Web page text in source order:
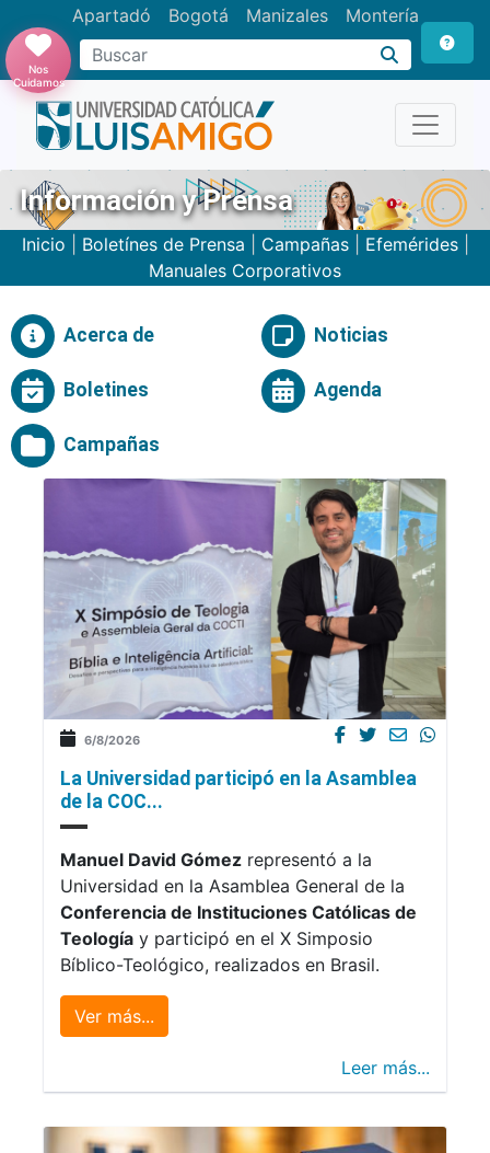
Apartadó Bogotá Manizales Montería
Buscar
Nos
Cuidamos
Información y Prensa
Inicio Boletínes de Prensa Campañas Efemérides
Manuales Corporativos
Acerca de Noticias
Boletines Agenda
Campañas
6/8/2026
La Universidad participó en la Asamblea
de la COC...
Manuel David Gómez representó a la
Universidad en la Asamblea General de la
Conferencia de Instituciones Católicas de
Teología y participó en el X Simposio
Bíblico-Teológico, realizados en Brasil.
Ver más...
Leer más...